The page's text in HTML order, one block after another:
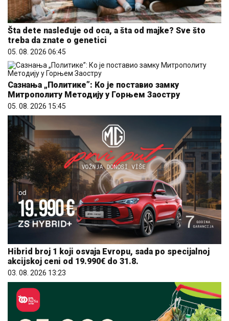
Šta dete nasleđuje od oca, a šta od majke? Sve što
treba da znate o genetici
05. 08. 2026 06:45
Сазнања „Политике”: Ко је поставио замку
Митрополиту Методију у Горњем Заостру
05. 08. 2026 15:45
Hibrid broj 1 koji osvaja Evropu, sada po specijalnoj
akcijskoj ceni od 19.990€ do 31.8.
03. 08. 2026 13:23